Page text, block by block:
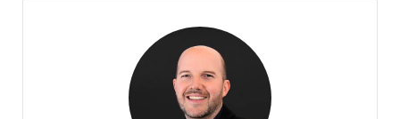
Fernandez Patrick
CUSTOMER CARE
Bioley-Orjulaz